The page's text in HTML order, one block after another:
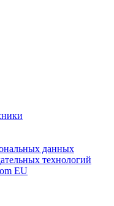
данных
технологий
EU